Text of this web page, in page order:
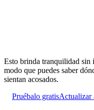
Esto brinda tranquilidad sin
modo que puedes saber
sientan acosados.
Pruébalo gratisActualizar